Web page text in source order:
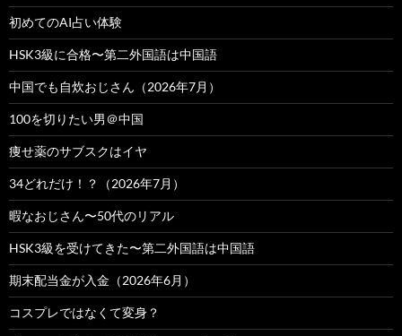
初めてのAI占い体験
HSK3級に合格〜第二外国語は中国語
中国でも自炊おじさん（2026年7月）
100を切りたい男＠中国
痩せ薬のサブスクはイヤ
34どれだけ！？（2026年7月）
暇なおじさん〜50代のリアル
HSK3級を受けてきた〜第二外国語は中国語
期末配当金が入金（2026年6月）
コスプレではなくて変身？